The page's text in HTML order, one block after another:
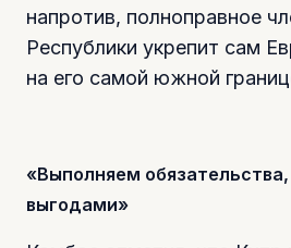
напротив, полноправное
Республики укрепит сам
на его самой южной
«Выполняем
выгодами»